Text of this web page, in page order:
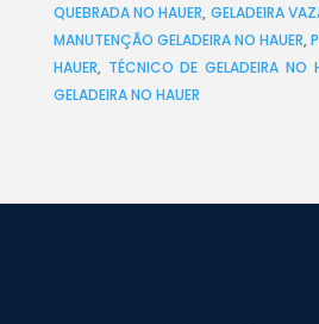
QUEBRADA NO HAUER, GELADEIRA
MANUTENÇÃO GELADEIRA NO HAUER,
HAUER, TÉCNICO DE GELADEIRA NO
GELADEIRA NO HAUER